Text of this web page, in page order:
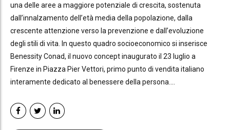
una delle aree a maggiore potenziale di crescita, sostenuta
dall’innalzamento dell’età media della popolazione, dalla
crescente attenzione verso la prevenzione e dall’evoluzione
degli stili di vita. In questo quadro socioeconomico si inserisce
Benessity Conad, il nuovo concept inaugurato il 23 luglio a
Firenze in Piazza Pier Vettori, primo punto di vendita italiano
interamente dedicato al benessere della persona....